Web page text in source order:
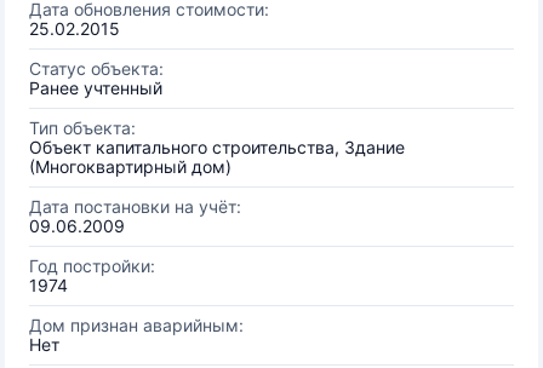
Дата обновления стоимости:
25.02.2015
Статус объекта:
Ранее учтенный
Тип объекта:
Объект капитального строительства, Здание
(Многоквартирный дом)
Дата постановки на учёт:
09.06.2009
Год постройки:
1974
Дом признан аварийным:
Нет